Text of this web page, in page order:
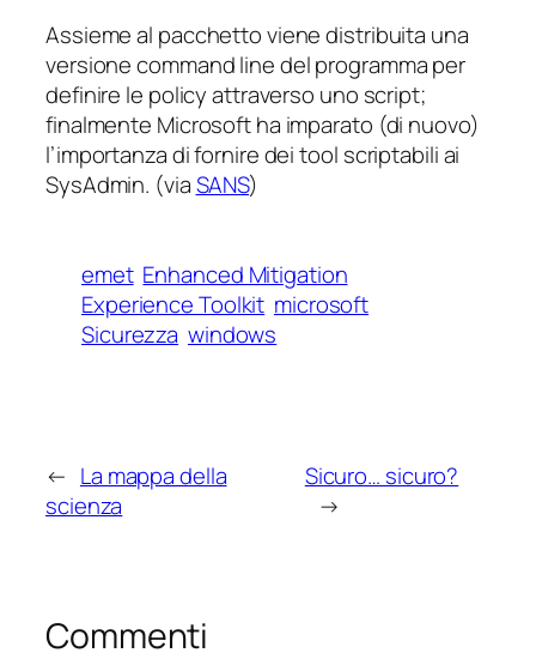
Assieme al pacchetto viene distribuita una
versionecommand linedel programma per
definire le policy attraverso uno script;
finalmente Microsoft ha imparato (di nuovo)
l’importanza di fornire dei tool scriptabiliai
SysAdmin. (viaSANS)
emet Enhanced Mitigation
Experience Toolkit microsoft
Sicurezza windows
← La mappa della
scienza
Sicuro… sicuro?
→
Commenti